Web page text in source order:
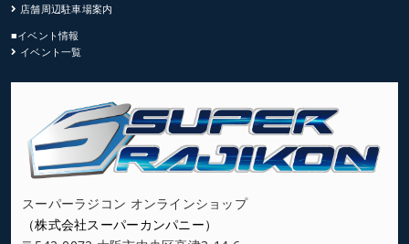
店舗周辺駐車場案内
■イベント情報
イベント一覧
スーパーラジコン オンラインショップ
（株式会社スーパーカンパニー）